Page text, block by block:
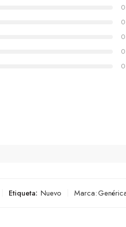
0
0
0
0
0
Etiqueta: Nuevo Marca: